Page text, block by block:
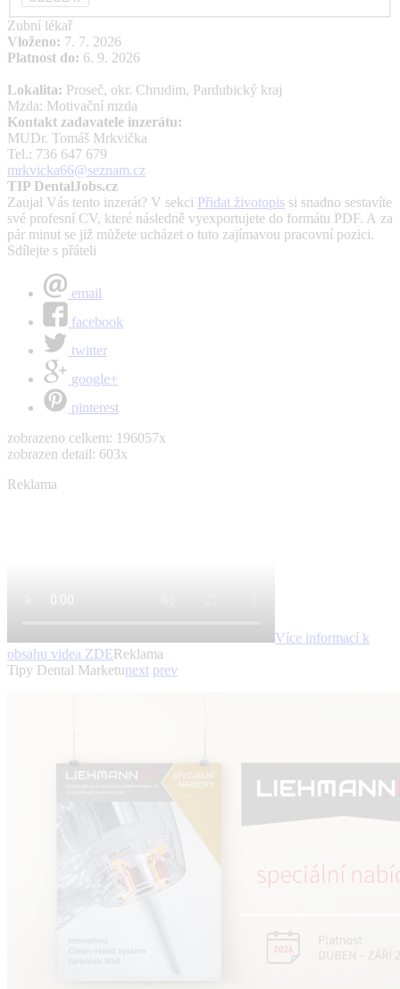
Zubní lékař
Vloženo: 7. 7. 2026
Platnost do: 6. 9. 2026
Lokalita: Proseč, okr. Chrudim, Pardubický kraj
Mzda: Motivační mzda
Kontakt zadavatele inzerátu:
MUDr. Tomáš Mrkvička
Tel.: 736 647 679
mrkvicka66@seznam.cz
TIP DentalJobs.cz
Zaujal Vás tento inzerát? V sekci Přidat životopis si snadno sestavíte
své profesní CV, které následně vyexportujete do formátu PDF. A za
pár minut se již můžete ucházet o tuto zajímavou pracovní pozici.
Sdílejte s přáteli
email
facebook
twitter
google+
pinterest
zobrazeno celkem: 196057x
zobrazen detail: 603x
Reklama
Více informací k
obsahu videa ZDE Reklama
Tipy Dental Marketunext prev